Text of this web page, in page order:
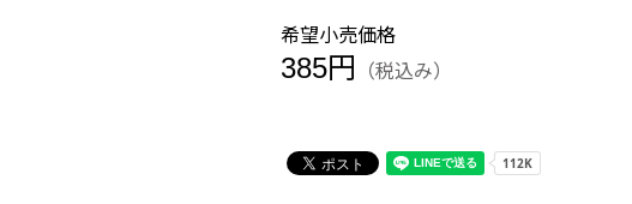
希望小売価格
385円 （税込み）